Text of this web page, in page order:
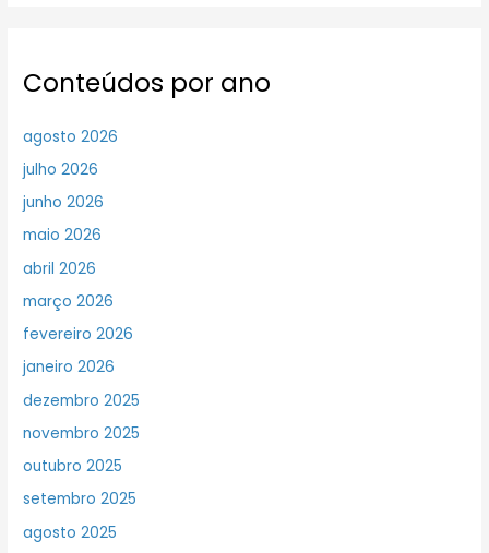
Conteúdos por ano
agosto 2026
julho 2026
junho 2026
maio 2026
abril 2026
março 2026
fevereiro 2026
janeiro 2026
dezembro 2025
novembro 2025
outubro 2025
setembro 2025
agosto 2025